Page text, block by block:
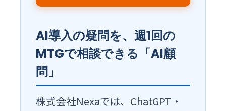
AI導入の疑問を、週1回の
MTGで相談できる「AI顧
問」
株式会社Nexaでは、ChatGPT・